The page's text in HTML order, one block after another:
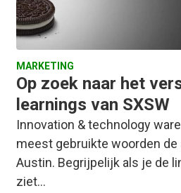
MARKETING
Op zoek naar het
learnings van SXSW
Innovation & technology
meest gebruikte woorden de
Austin. Begrijpelijk als je de
ziet…